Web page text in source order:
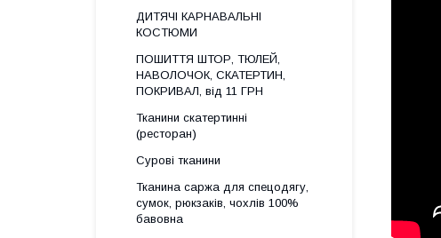
ДИТЯЧІ КАРНАВАЛЬНІ
КОСТЮМИ
ПОШИТТЯ ШТОР, ТЮЛЕЙ,
НАВОЛОЧОК, СКАТЕРТИН,
ПОКРИВАЛ, від 11 ГРН
Тканини скатертинні
(ресторан)
Сурові тканини
Тканина саржа для спецодягу,
сумок, рюкзаків, чохлів 100%
бавовна